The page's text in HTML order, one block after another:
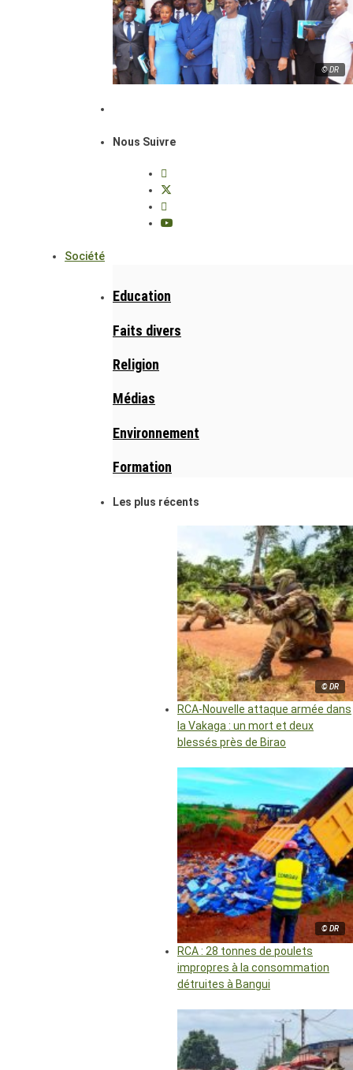
© DR
Nous Suivre
Société
Education
Faits divers
Religion
Médias
Environnement
Formation
Les plus récents
© DR
RCA-Nouvelle attaque armée dans
la Vakaga : un mort et deux
blessés près de Birao
© DR
RCA : 28 tonnes de poulets
impropres à la consommation
détruites à Bangui